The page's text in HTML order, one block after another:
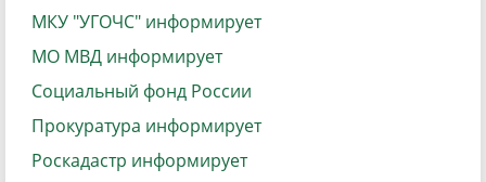
МКУ "УГОЧС" информирует
МО МВД информирует
Социальный фонд России
Прокуратура информирует
Роскадастр информирует